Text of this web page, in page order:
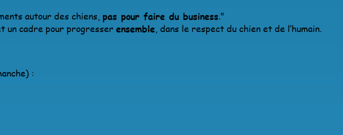
autour des chiens, pas pour faire du business."
un cadre pour progresser ensemble, dans le respect du chien et de l’humain.
: